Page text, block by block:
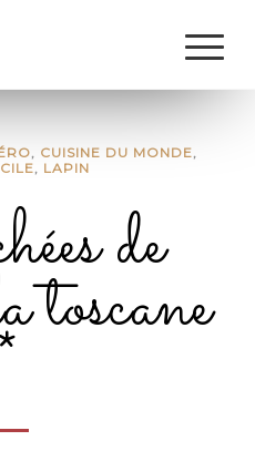
, CUISINE DU MONDE,
, LAPIN
de
toscane
*